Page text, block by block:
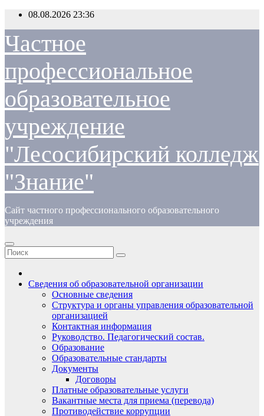
Перейти
содержимому
08.08.2026 23:36
Частное
профессиональное
образовательное
учреждение
"Лесосибирский колледж
"Знание"
Сайт частного профессионального образовательного
учреждения
Сведения об образовательной организации
Основные сведения
Структура и органы управления образовательной
организацией
Контактная информация
Руководство. Педагогический состав.
Образование
Образовательные стандарты
Документы
Договоры
Платные образовательные услуги
Вакантные места для приема (перевода)
Противодействие коррупции